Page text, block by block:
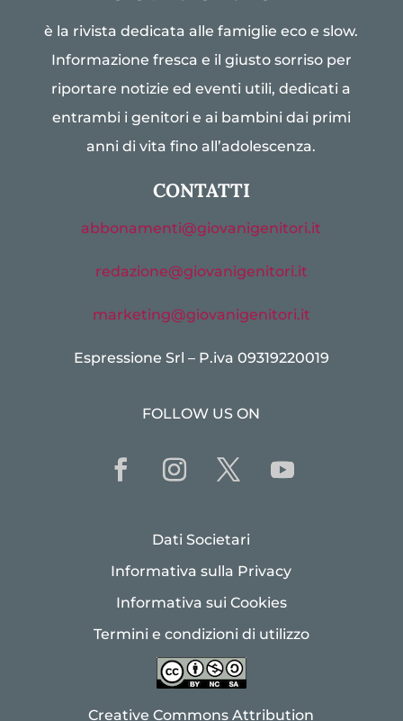
è la rivista dedicata alle famiglie eco e slow.
Informazione fresca e il giusto sorriso per
riportare notizie ed eventi utili, dedicati a
entrambi i genitori e ai bambini dai primi
anni di vita fino all’adolescenza.
CONTATTI
abbonamenti@giovanigenitori.it
redazione@giovanigenitori.it
marketing@giovanigenitori.it
Espressione Srl – P.iva 09319220019
FOLLOW US ON
Dati Societari
Informativa sulla Privacy
Informativa sui Cookies
Termini e condizioni di utilizzo
Creative Commons Attribution